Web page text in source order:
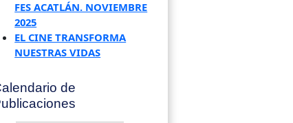
FES ACATLÁN. NOVIEMBRE
2025
EL CINE TRANSFORMA
NUESTRAS VIDAS
de